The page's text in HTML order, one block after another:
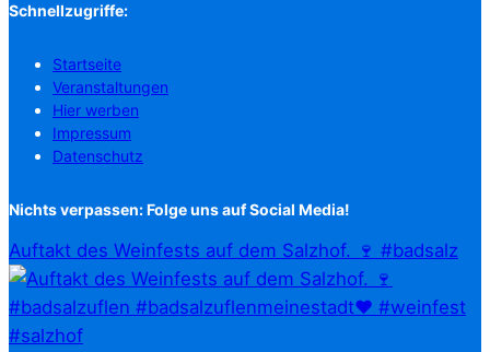
Schnellzugriffe:
Startseite
Veranstaltungen
Hier werben
Impressum
Datenschutz
Nichts verpassen: Folge uns auf Social Media!
Auftakt des Weinfests auf dem Salzhof. 🍷 #badsalz